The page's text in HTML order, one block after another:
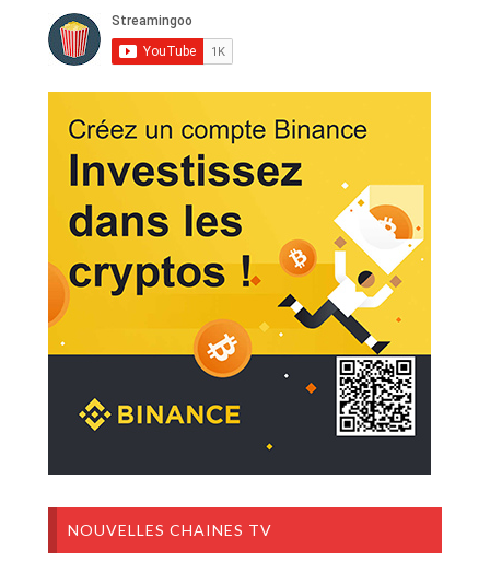
NOUVELLES CHAINES TV